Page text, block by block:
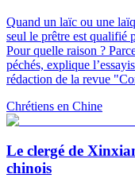
Quand un laïc ou une
seul le prêtre est qualifié
Pour quelle raison ?
péchés, explique
rédaction de la revue
Chrétiens en Chine
Le clergé de
chinois